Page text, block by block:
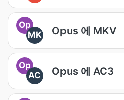
Op
MK
Opus 에 MKV
Op
AC
Opus 에 AC3